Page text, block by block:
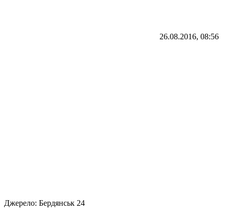
26.08.2016, 08:56
Джерело: Бердянськ 24